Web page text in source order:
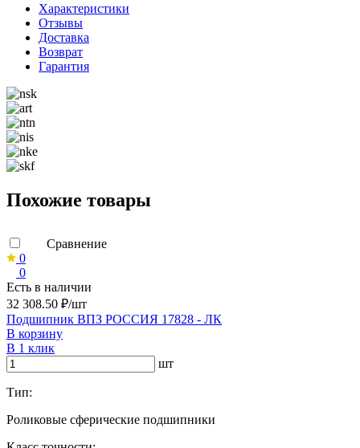
Характеристики
Отзывы
Доставка
Возврат
Гарантия
Похожие товары
Сравнение
0
0
Есть в наличии
32 308.50 ₽/шт
Подшипник ВПЗ РОССИЯ 17828 - ЛК
В корзину
В 1 клик
шт
Тип:
Роликовые сферические подшипники